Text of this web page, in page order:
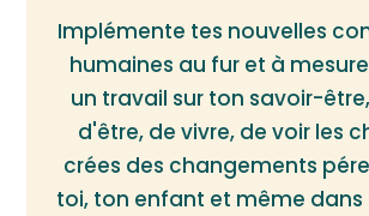
Implémente tes nouvelles
humaines au fur et à
un travail sur ton savoir-
d'être, de vivre, de voir les
crées des changements
toi, ton enfant et même dans